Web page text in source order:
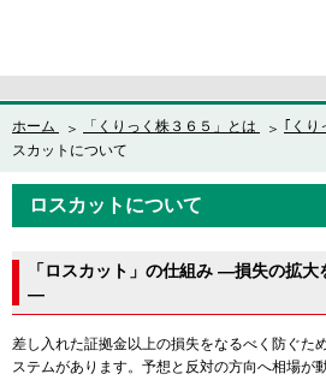
ホーム 「くりっく株３６５」とは ｢くり
スカットについて
ロスカットについて
「ロスカット」の仕組み ―損失の拡大
―
差し入れた証拠金以上の損失をなるべく防ぐた
ステムがあります。予想と反対の方向へ相場が